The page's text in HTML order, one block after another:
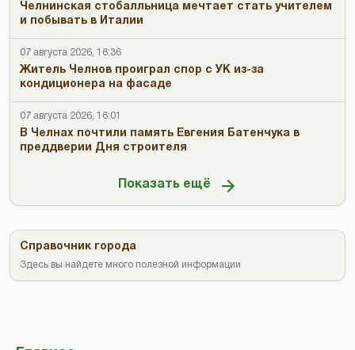
Челнинская стобалльница мечтает стать учителем
и побывать в Италии
07 августа 2026, 16:36
Житель Челнов проиграл спор с УК из-за
кондиционера на фасаде
07 августа 2026, 16:01
В Челнах почтили память Евгения Батенчука в
преддверии Дня строителя
Показать ещё
Справочник города
Здесь вы найдете много полезной информации